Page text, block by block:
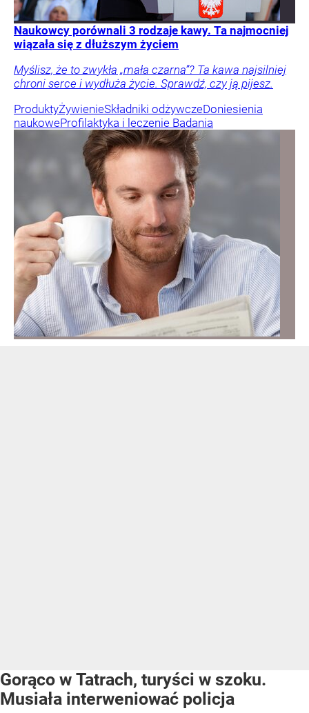
Naukowcy porównali 3 rodzaje kawy. Ta najmocniej
wiązała się z dłuższym życiem
Myślisz, że to zwykła „mała czarna”? Ta kawa najsilniej
chroni serce i wydłuża życie. Sprawdź, czy ją pijesz.
ProduktyŻywienieSkładniki odżywczeDoniesienia
naukoweProfilaktyka i leczenie Badania
Gorąco w Tatrach, turyści w szoku.
Musiała interweniować policja